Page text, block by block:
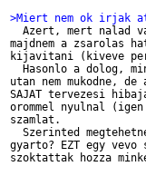
>Miert nem ok irjak
Azert, mert nalad
majdnem a zsarolas
kijavitani (kiveve
Hasonlo a dolog,
utan nem mukodne,
SAJAT tervezesi
orommel nyulnal
szamlat.
Szerinted
gyarto? EZT egy
szoktattak hozza